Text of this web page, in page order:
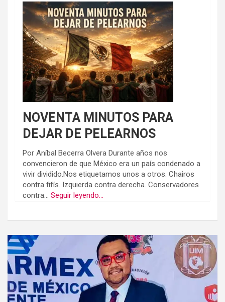
NOVENTA MINUTOS PARA
DEJAR DE PELEARNOS
Por Aníbal Becerra Olvera Durante años nos
convencieron de que México era un país condenado a
vivir dividido.Nos etiquetamos unos a otros. Chairos
contra fifís. Izquierda contra derecha. Conservadores
contra... Seguir leyendo...